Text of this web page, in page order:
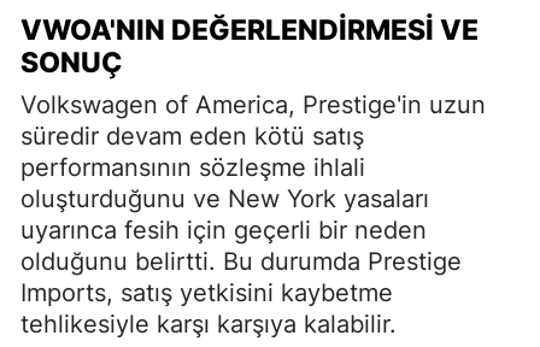
VWOA'NIN DEĞERLENDIRMESI VE
SONUÇ
Volkswagen of America, Prestige'in uzun
süredir devam eden kötü satış
performansının sözleşme ihlali
oluşturduğunu ve New York yasaları
uyarınca fesih için geçerli bir neden
olduğunu belirtti. Bu durumda Prestige
Imports, satış yetkisini kaybetme
tehlikesiyle karşı karşıya kalabilir.